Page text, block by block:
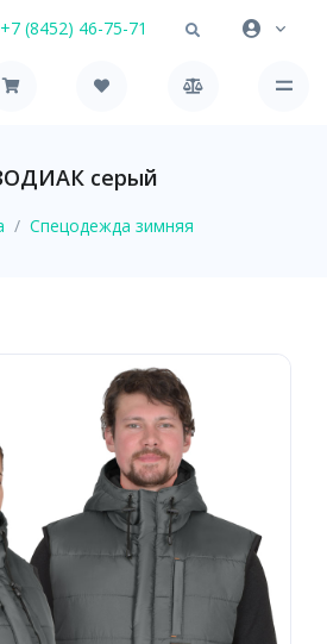
+7 (8452) 46-75-71
серый
Спецодежда зимняя